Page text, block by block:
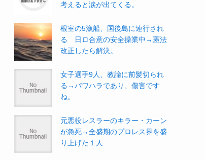
考えると涙が出てくる。
根室の5漁船、国後島に連行され
る 日ロ合意の安全操業中→憲法
改正したら解決。
女子選手9人、教諭に前髪切られ
る→パワハラであり、傷害です
ね。
元悪役レスラーのキラー・カーン
が急死→全盛期のプロレス界を盛
り上げた１人